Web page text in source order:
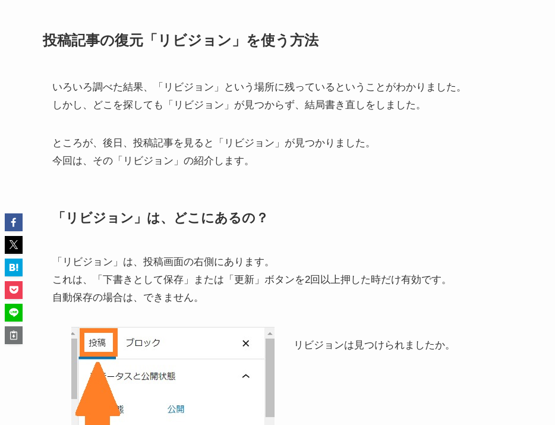
投稿記事の復元「リビジョン」を使う方法
いろいろ調べた結果、「リビジョン」という場所に残っているということがわかりました。
しかし、どこを探しても「リビジョン」が見つからず、結局書き直しをしました。
ところが、後日、投稿記事を見ると「リビジョン」が見つかりました。
今回は、その「リビジョン」の紹介します。
「リビジョン」は、どこにあるの？
「リビジョン」は、投稿画面の右側にあります。
これは、
「下書きとして保存」または「更新」ボタンを2回以上押した時だけ有効です。
自動保存の場合は、できません。
リビジョンは見つけられましたか。